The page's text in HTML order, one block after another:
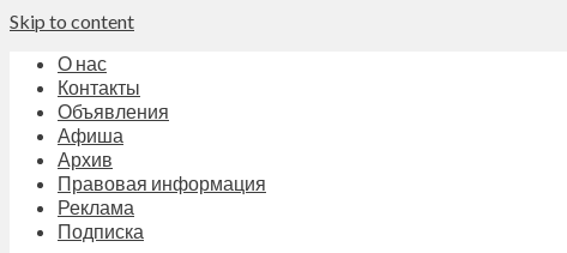
Skip to content
О нас
Контакты
Объявления
Афиша
Архив
Правовая информация
Реклама
Подписка